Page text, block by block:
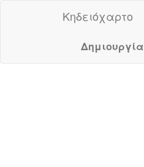
Κηδειόχαρτο
Δημιουργία